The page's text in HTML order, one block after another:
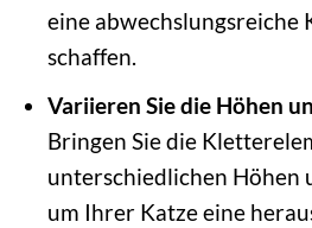
eine abwechslungsreiche
schaffen.
Variieren Sie die Höhen
Bringen Sie die
unterschiedlichen Höhen
um Ihrer Katze eine